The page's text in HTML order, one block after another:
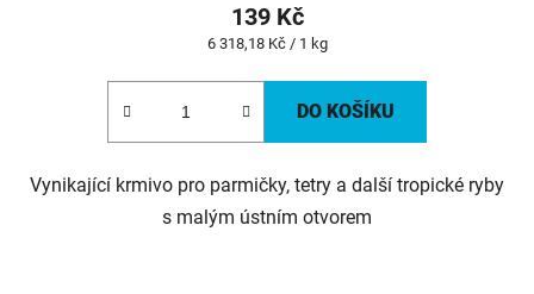
139 Kč
Měrná
6 318,18 Kč / 1 kg
DO KOŠÍKU
Vynikající krmivo pro parmičky, tetry a další tropické ryby
s malým ústním otvorem